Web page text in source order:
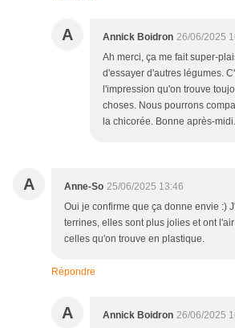
A Annick Boidron 26/06/2025
Ah merci, ça me fait super-
d'essayer d'autres légumes.
l'impression qu'on trouve
choses. Nous pourrons
la chicorée. Bonne après-midi.
A Anne-So 25/06/2025 13:46
Oui je confirme que ça donne envie :)
terrines, elles sont plus jolies et ont
celles qu'on trouve en plastique.
Répondre
A Annick Boidron 26/06/2025